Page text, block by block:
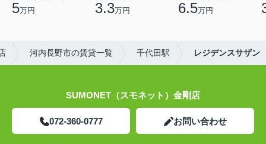
5万円 3.3万円 6.5万円
河内長野市の賃貸一覧 千代田駅 レジデンスサザン
SUMONET（スモネット）金剛店
072-360-0777 お問い合わせ